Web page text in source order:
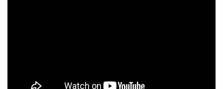
NYXmag 2. Yaş Kutlama Etkinliği